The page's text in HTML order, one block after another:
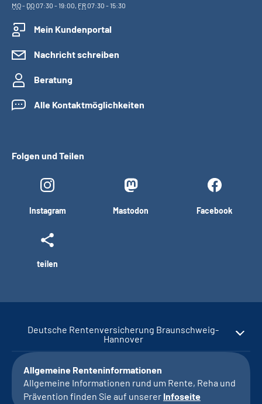
MO- DO07:30 - 19:00, FR07:30 - 15:30
Mein Kundenportal
Nachricht schreiben
Beratung
Alle Kontaktmöglichkeiten
Folgen und Teilen
Instagram Mastodon Facebook
teilen
Deutsche Rentenversicherung Braunschweig-
Hannover
Allgemeine Renteninformationen
Allgemeine Informationen rund um Rente, Reha und
Prävention finden Sie auf unserer Infoseite